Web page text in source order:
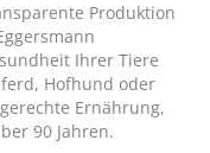
Produktion
Ihrer Tiere
Hofhund oder
Ernährung,
90 Jahren.